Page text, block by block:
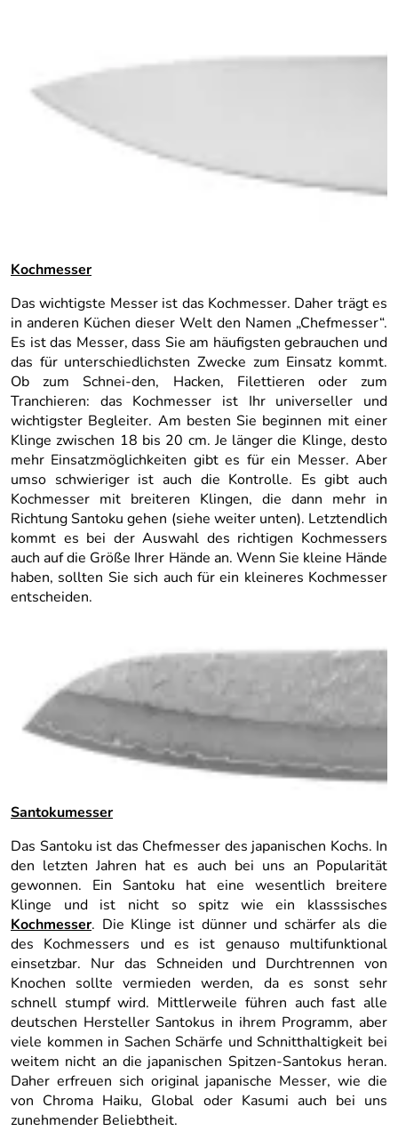
Kochmesser
Das wichtigste Messer ist das Kochmesser. Daher trägt es
in anderen Küchen dieser Welt den Namen „Chefmesser“.
Es ist das Messer, dass Sie am häufigsten gebrauchen und
das für unterschiedlichsten Zwecke zum Einsatz kommt.
Ob zum Schnei-den, Hacken, Filettieren oder zum
Tranchieren: das Kochmesser ist Ihr universeller und
wichtigster Begleiter. Am besten Sie beginnen mit einer
Klinge zwischen 18 bis 20 cm. Je länger die Klinge, desto
mehr Einsatzmöglichkeiten gibt es für ein Messer. Aber
umso schwieriger ist auch die Kontrolle. Es gibt auch
Kochmesser mit breiteren Klingen, die dann mehr in
Richtung Santoku gehen (siehe weiter unten). Letztendlich
kommt es bei der Auswahl des richtigen Kochmessers
auch auf die Größe Ihrer Hände an. Wenn Sie kleine Hände
haben, sollten Sie sich auch für ein kleineres Kochmesser
entscheiden.
Santokumesser
Das Santoku ist das Chefmesser des japanischen Kochs. In
den letzten Jahren hat es auch bei uns an Popularität
gewonnen. Ein Santoku hat eine wesentlich breitere
Klinge und ist nicht so spitz wie ein klasssisches
Kochmesser. Die Klinge ist dünner und schärfer als die
des Kochmessers und es ist genauso multifunktional
einsetzbar. Nur das Schneiden und Durchtrennen von
Knochen sollte vermieden werden, da es sonst sehr
schnell stumpf wird. Mittlerweile führen auch fast alle
deutschen Hersteller Santokus in ihrem Programm, aber
viele kommen in Sachen Schärfe und Schnitthaltigkeit bei
weitem nicht an die japanischen Spitzen-Santokus heran.
Daher erfreuen sich original japanische Messer, wie die
von Chroma Haiku, Global oder Kasumi auch bei uns
zunehmender Beliebtheit.